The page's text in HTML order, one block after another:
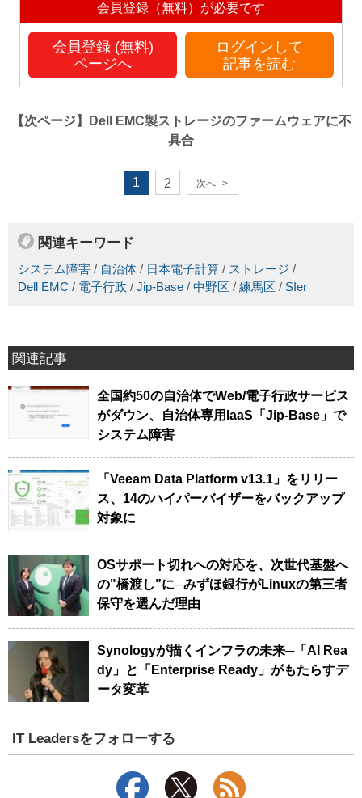
会員登録（無料）が必要です
会員登録 (無料)
ページへ
ログインして
記事を読む
【次ページ】
Dell EMC製ストレージのファームウェアに不
具合
1 2 次へ >
関連キーワード
システム障害 / 自治体 / 日本電子計算 / ストレージ /
Dell EMC / 電子行政 / Jip-Base / 中野区 / 練馬区 / SIer
関連記事
全国約50の自治体でWeb/電子行政サービス
がダウン、自治体専用IaaS「Jip-Base」で
システム障害
「Veeam Data Platform v13.1」をリリー
ス、14のハイパーバイザーをバックアップ
対象に
OSサポート切れへの対応を、次世代基盤へ
の"橋渡し”に─みずほ銀行がLinuxの第三者
保守を選んだ理由
Synologyが描くインフラの未来─「AI Rea
dy」と「Enterprise Ready」がもたらすデ
ータ変革
IT Leadersをフォローする